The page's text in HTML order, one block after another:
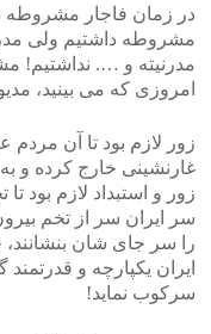
در زمان فاجار مشروطه
مشروطه داشتیم ولی
مدرنیته و …. نداشتیم!
امروزی که می بینید،
زور لازم بود تا آن
غارنشینی خارج کرده و
زور و استبداد لازم بود
سر ایران سر از تخم
را سر جای شان
ایران یکپارچه و
سرکوب نماید!